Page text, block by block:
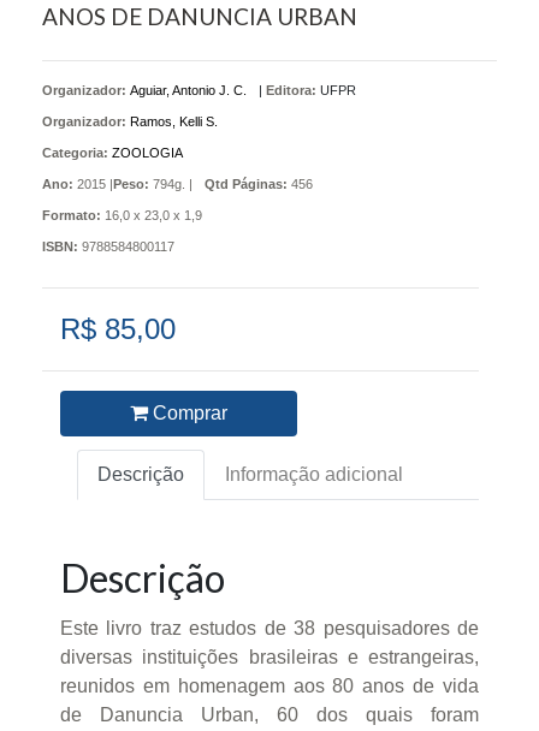
ANOS DE DANUNCIA URBAN
Organizador: Aguiar, Antonio J. C.
Organizador: Ramos, Kelli S.
| Editora: UFPR
Categoria: ZOOLOGIA
Ano: 2015 |Peso: 794g. | Qtd Páginas: 456
Formato: 16,0 x 23,0 x 1,9
ISBN: 9788584800117
R$ 85,00
Comprar
Descrição Informação adicional
Descrição
Este livro traz estudos de 38 pesquisadores de
diversas instituições brasileiras e estrangeiras,
reunidos em homenagem aos 80 anos de vida
de Danuncia Urban, 60 dos quais foram